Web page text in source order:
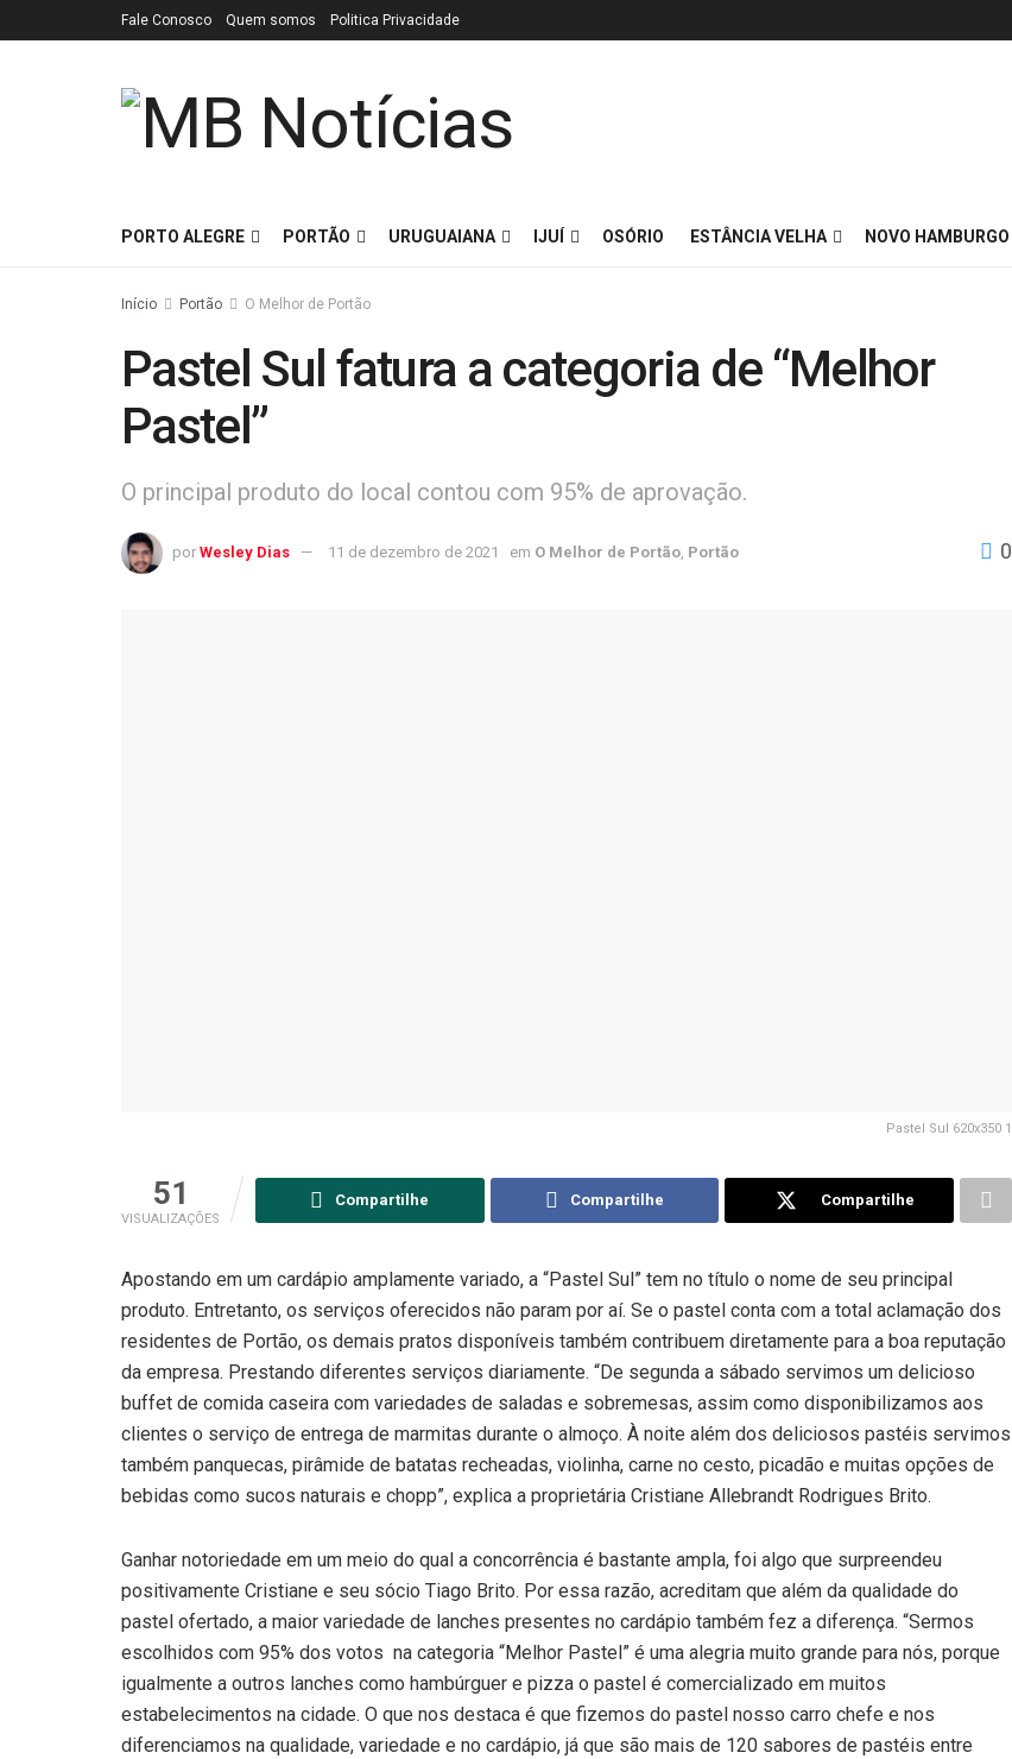
Fale Conosco Quem somos Politica Privacidade
PORTO ALEGRE PORTÃO URUGUAIANA IJUÍ OSÓRIO ESTÂNCIA VELHA NOVO HAMBURGO
Início Portão O Melhor de Portão
Pastel Sul fatura a categoria de “Melhor
Pastel”
O principal produto do local contou com 95% de aprovação.
por Wesley Dias 11 de dezembro de 2021 em O Melhor de Portão Portão 0
Pastel Sul 620x350 1
51
VISUALIZAÇÕES
Compartilhe Compartilhe Compartilhe
Apostando em um cardápio amplamente variado, a “Pastel Sul” tem no título o nome de seu principal
produto. Entretanto, os serviços oferecidos não param por aí. Se o pastel conta com a total aclamação dos
residentes de Portão, os demais pratos disponíveis também contribuem diretamente para a boa reputação
da empresa. Prestando diferentes serviços diariamente. “De segunda a sábado servimos um delicioso
buffet de comida caseira com variedades de saladas e sobremesas, assim como disponibilizamos aos
clientes o serviço de entrega de marmitas durante o almoço. À noite além dos deliciosos pastéis servimos
também panquecas, pirâmide de batatas recheadas, violinha, carne no cesto, picadão e muitas opções de
bebidas como sucos naturais e chopp”, explica a proprietária Cristiane Allebrandt Rodrigues Brito.
Ganhar notoriedade em um meio do qual a concorrência é bastante ampla, foi algo que surpreendeu
positivamente Cristiane e seu sócio Tiago Brito. Por essa razão, acreditam que além da qualidade do
pastel ofertado, a maior variedade de lanches presentes no cardápio também fez a diferença. “Sermos
escolhidos com 95% dos votos na categoria “Melhor Pastel” é uma alegria muito grande para nós, porque
igualmente a outros lanches como hambúrguer e pizza o pastel é comercializado em muitos
estabelecimentos na cidade. O que nos destaca é que fizemos do pastel nosso carro chefe e nos
diferenciamos na qualidade, variedade e no cardápio, já que são mais de 120 sabores de pastéis entre